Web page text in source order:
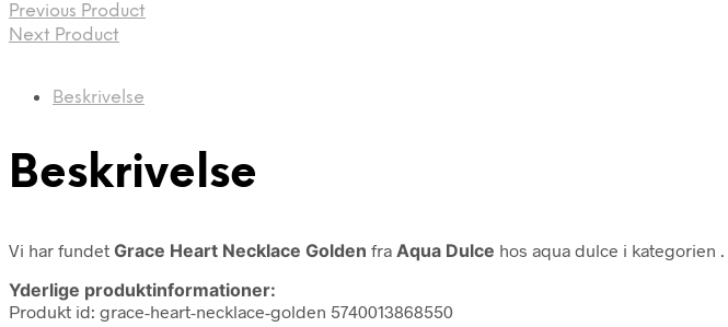
Previous Product
Next Product
Beskrivelse
Beskrivelse
Vi har fundet Grace Heart Necklace Golden fra Aqua Dulce hos aqua dulce i kategorien
Yderlige produktinformationer:
Produkt id: grace-heart-necklace-golden 5740013868550